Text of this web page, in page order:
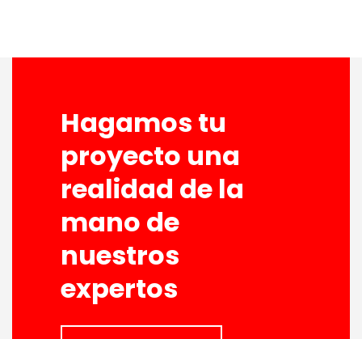
Hagamos tu
proyecto una
realidad de la
mano de
nuestros
expertos